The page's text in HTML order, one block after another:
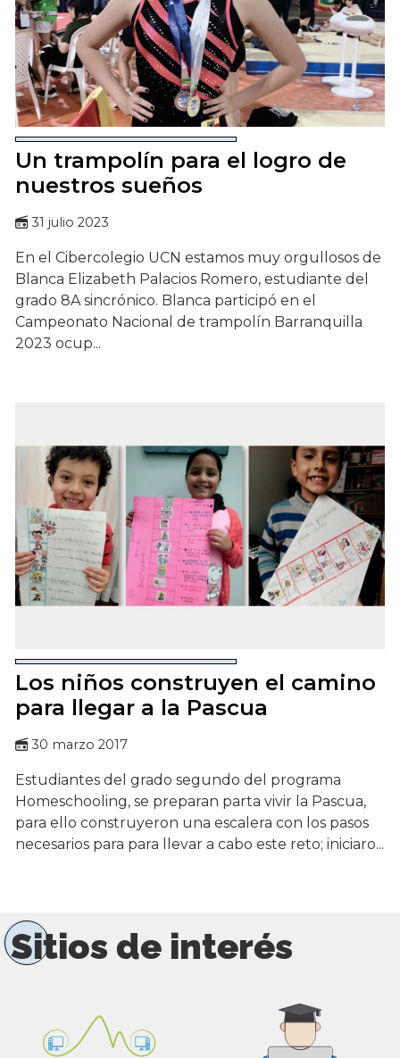
Un trampolín para el logro de
nuestros sueños
31 julio 2023
En el Cibercolegio UCN estamos muy orgullosos de
Blanca Elizabeth Palacios Romero, estudiante del
grado 8A sincrónico. Blanca participó en el
Campeonato Nacional de trampolín Barranquilla
2023 ocup...
Los niños construyen el camino
para llegar a la Pascua
30 marzo 2017
Estudiantes del grado segundo del programa
Homeschooling, se preparan parta vivir la Pascua,
para ello construyeron una escalera con los pasos
necesarios para para llevar a cabo este reto; iniciaro...
Sitios de interés